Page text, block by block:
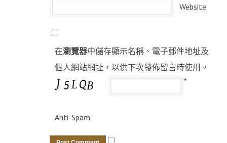
Website
在瀏覽器中儲存顯示名稱、電子郵件地址及
個人網站網址，以供下次發佈留言時使用。
Anti-Spam
*